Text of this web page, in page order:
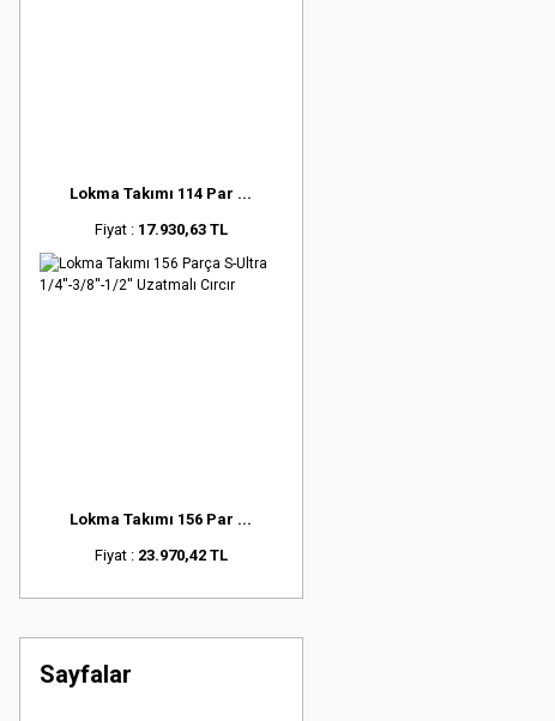
Lokma Takımı 114 Par ...
Fiyat : 17.930,63 TL
Lokma Takımı 156 Par ...
Fiyat : 23.970,42 TL
Sayfalar